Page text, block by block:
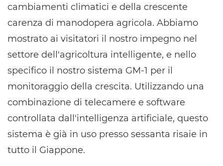
cambiamenti climatici e della crescente
carenza di manodopera agricola. Abbiamo
mostrato ai visitatori il nostro impegno nel
settore dell'agricoltura intelligente, e nello
specifico il nostro sistema GM-1 per il
monitoraggio della crescita. Utilizzando una
combinazione di telecamere e software
controllata dall'intelligenza artificiale, questo
sistema è già in uso presso sessanta risaie in
tutto il Giappone.